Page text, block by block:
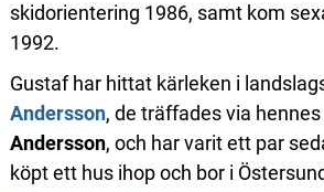
skidorientering 1986, samt kom
1992.
Gustaf har hittat kärleken i
Andersson, de träffades via
Andersson, och har varit ett par
köpt ett hus ihop och bor i